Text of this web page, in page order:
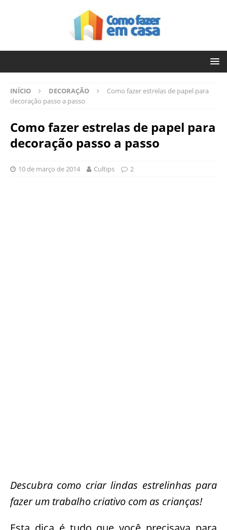
INÍCIO DECORAÇÃO
Como fazer estrelas de papel para
decoração passo a passo
Como fazer estrelas de papel para
decoração passo a passo
10 de março de 2014 Cultips 2
Descubra como criar lindas estrelinhas para
fazer um trabalho criativo com as crianças!